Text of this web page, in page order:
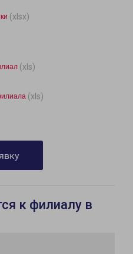
(xlsx)
(xls)
(xls)
к филиалу в